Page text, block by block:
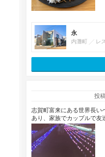
永
内灘町 レ
投
志賀町富来にある世界長い
あり、家族でカップルで友